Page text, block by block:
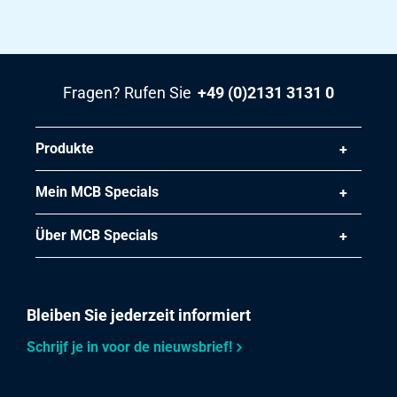
Beschreibung
ohne Papier
Stück pro KG
Bruttopreis
Artikelnummer
Kgw Blech AISI 1.4301/1.4307 Verf 2B 2500x1250x1,5
Fragen? Rufen Sie +49 (0)2131 3131 0
Produkte
Mein MCB Specials
Über MCB Specials
Bleiben Sie jederzeit informiert
Schrijf je in voor de nieuwsbrief!